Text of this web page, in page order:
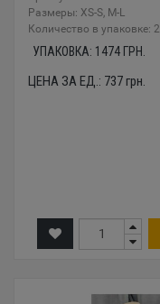
Размеры: XS-S, M-L
Количество в упаковке: 2
УПАКОВКА: 1474 ГРН.
ЦЕНА ЗА ЕД.: 737грн.